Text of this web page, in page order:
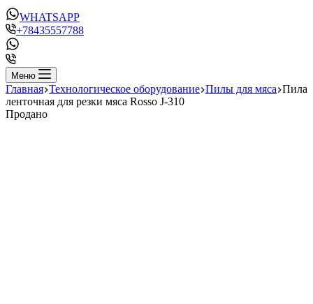
WHATSAPP
+78435557788
Меню
Главная Технологическое оборудование Пилы для мяса Пила
ленточная для резки мяса Rosso J-310
Продано